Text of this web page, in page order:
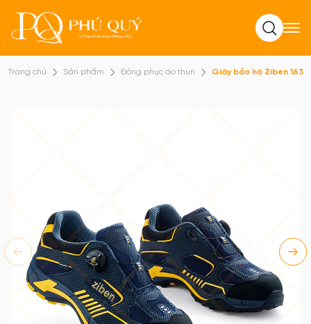
Tìm kiếm
Trang chủ Sản phẩm Đồng phục áo thun Giày bảo hộ Ziben 163